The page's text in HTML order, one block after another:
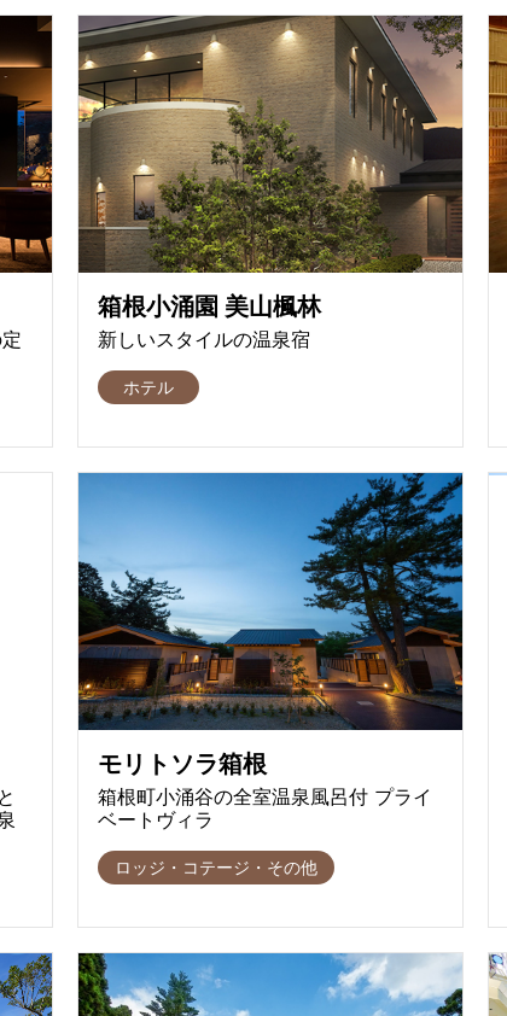
箱根小涌園 美山楓林
新しいスタイルの温泉宿
ホテル
モリトソラ箱根
箱根町小涌谷の全室温泉風呂付 プライ
ベートヴィラ
ロッジ・コテージ・その他